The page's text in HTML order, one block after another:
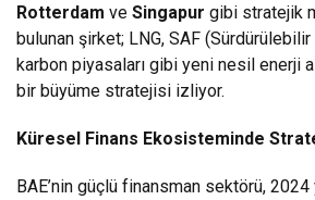
Rotterdam ve Singapur gibi stratejik
bulunan şirket; LNG, SAF (Sürdürülebilir
karbon piyasaları gibi yeni nesil enerji
bir büyüme stratejisi izliyor.
Küresel Finans Ekosisteminde
BAE’nin güçlü finansman sektörü, 2024